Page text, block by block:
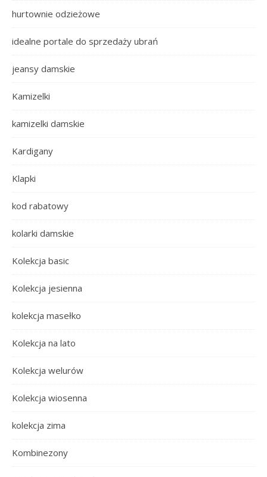
hurtownie odzieżowe
idealne portale do sprzedaży ubrań
jeansy damskie
Kamizelki
kamizelki damskie
Kardigany
Klapki
kod rabatowy
kolarki damskie
Kolekcja basic
Kolekcja jesienna
kolekcja masełko
Kolekcja na lato
Kolekcja welurów
Kolekcja wiosenna
kolekcja zima
Kombinezony